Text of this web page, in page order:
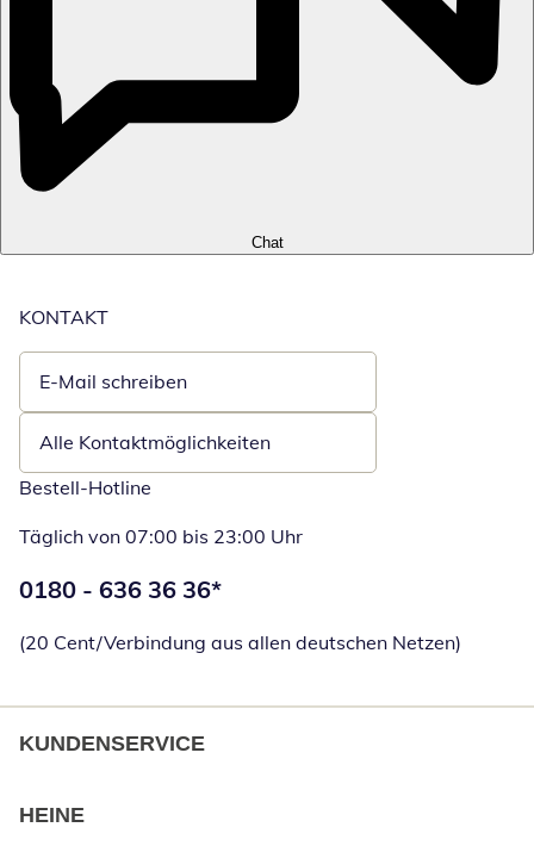
Chat
KONTAKT
E-Mail schreiben
Öffnet E-Mail-Client
Alle Kontaktmöglichkeiten
Bestell-Hotline
Täglich von 07:00 bis 23:00 Uhr
Telefonnummer:
0180 - 636 36 36*
(20 Cent/Verbindung aus allen deutschen Netzen)
KUNDENSERVICE
HEINE